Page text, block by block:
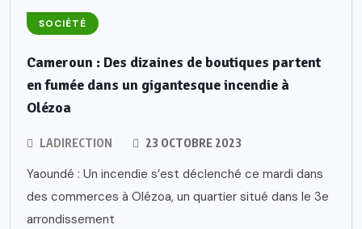
SOCIÉTÉ
Cameroun : Des dizaines de boutiques partent
en fumée dans un gigantesque incendie à
Olézoa
LADIRECTION 23 OCTOBRE 2023
Yaoundé : Un incendie s’est déclenché ce mardi dans
des commerces à Olézoa, un quartier situé dans le 3e
arrondissement